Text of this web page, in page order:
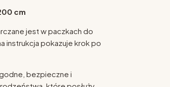
cm
jest w paczkach do
instrukcja pokazuje krok po
bezpieczne i